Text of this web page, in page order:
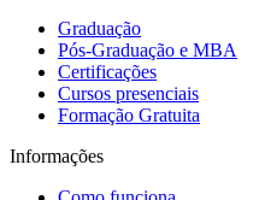
Graduação
Pós-Graduação e MBA
Certificações
Cursos presenciais
Formação Gratuita
Informações